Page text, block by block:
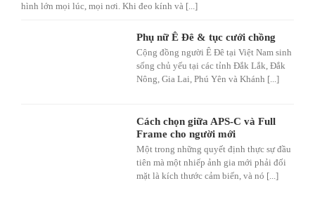
hình lớn mọi lúc, mọi nơi. Khi đeo kính và [...]
Phụ nữ Ê Đê & tục cưới chồng
Cộng đồng người Ê Đê tại Việt Nam sinh
sống chủ yếu tại các tỉnh Đắk Lắk, Đắk
Nông, Gia Lai, Phú Yên và Khánh [...]
Cách chọn giữa APS-C và Full
Frame cho người mới
Một trong những quyết định thực sự đầu
tiên mà một nhiếp ảnh gia mới phải đối
mặt là kích thước cảm biến, và nó [...]